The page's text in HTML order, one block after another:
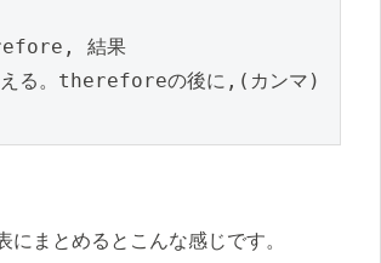
結果
える。thereforeの後に,(カンマ)
にまとめるとこんな感じです。